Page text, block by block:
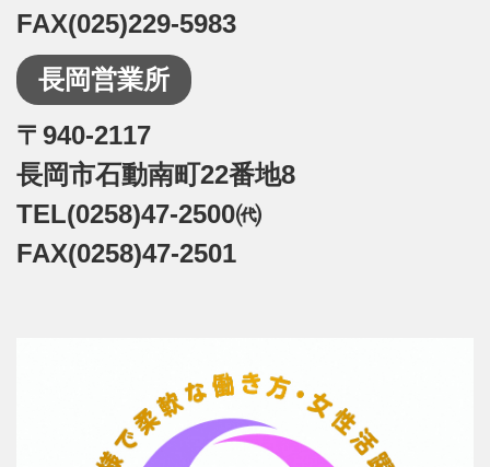
FAX(025)229-5983
長岡営業所
〒940-2117
長岡市石動南町22番地8
TEL(0258)47-2500㈹
FAX(0258)47-2501